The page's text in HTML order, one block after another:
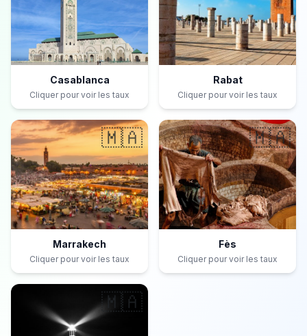
Casablanca
Cliquer pour voir les taux
Rabat
Cliquer pour voir les taux
🇲🇦
Marrakech
Cliquer pour voir les taux
🇲🇦
Fès
Cliquer pour voir les taux
🇲🇦